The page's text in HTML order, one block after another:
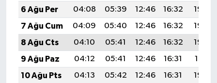
6 Ağu Per
04:08 05:39 12:46 16:32
19:44
7 Ağu Cum
04:09 05:40 12:46 16:32
19:43
8 Ağu Cts
04:10 05:41 12:46 16:32
19:42
9 Ağu Paz
04:12 05:41 12:46 16:31
19:41
10 Ağu Pts
04:13 05:42 12:46 16:31
19:39